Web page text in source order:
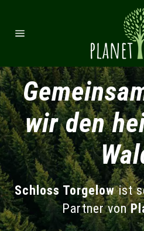
wir den
Schloss Torgelowist
Partner von